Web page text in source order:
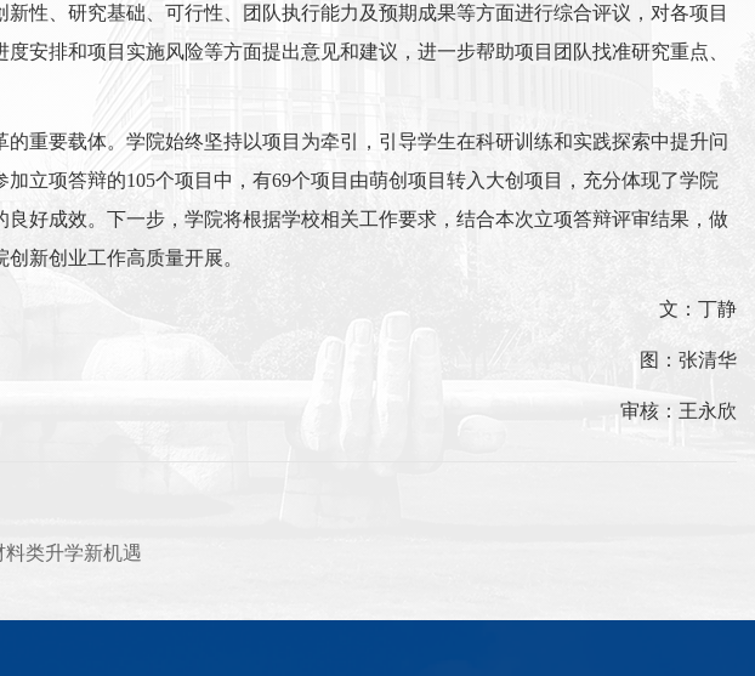
性、研究基础、可行性、团队执行能力及预期成果等方面进行综合评议，对各项目
安排和项目实施风险等方面提出意见和建议，进一步帮助项目团队找准研究重点、
重要载体。学院始终坚持以项目为牵引，引导学生在科研训练和实践探索中提升问
立项答辩的105个项目中，有69个项目由萌创项目转入大创项目，充分体现了学院
好成效。下一步，学院将根据学校相关工作要求，结合本次立项答辩评审结果，做
新创业工作高质量开展。
文：丁静
图：张清华
审核：王永欣
类升学新机遇